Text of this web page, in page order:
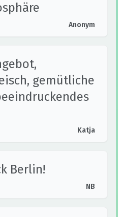
Anonym
gemütliche
Katja
Berlin!
NB